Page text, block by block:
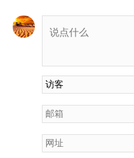
气都不畅，外
气场不稳：玄